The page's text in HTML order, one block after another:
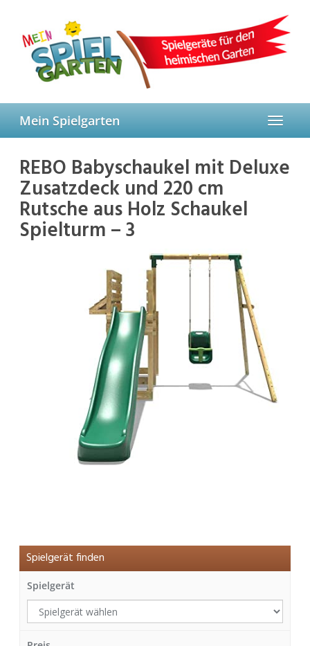
content
Toggle
Mein Spielgarten
REBO Babyschaukel mit Deluxe
Zusatzdeck und 220 cm
Rutsche aus Holz Schaukel
Spielturm – 3
Spielgerät finden
Spielgerät